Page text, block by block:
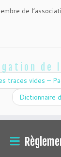
de
traces vides –
Dictionnaire